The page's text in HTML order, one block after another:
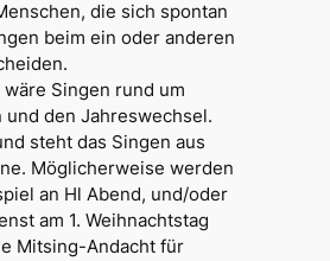
die sich spontan
beim ein oder anderen
wäre Singen rund um
und den Jahreswechsel.
steht das Singen aus
Möglicherweise werden
an Hl Abend, und/oder
am 1. Weihnachtstag
Mitsing-Andacht für